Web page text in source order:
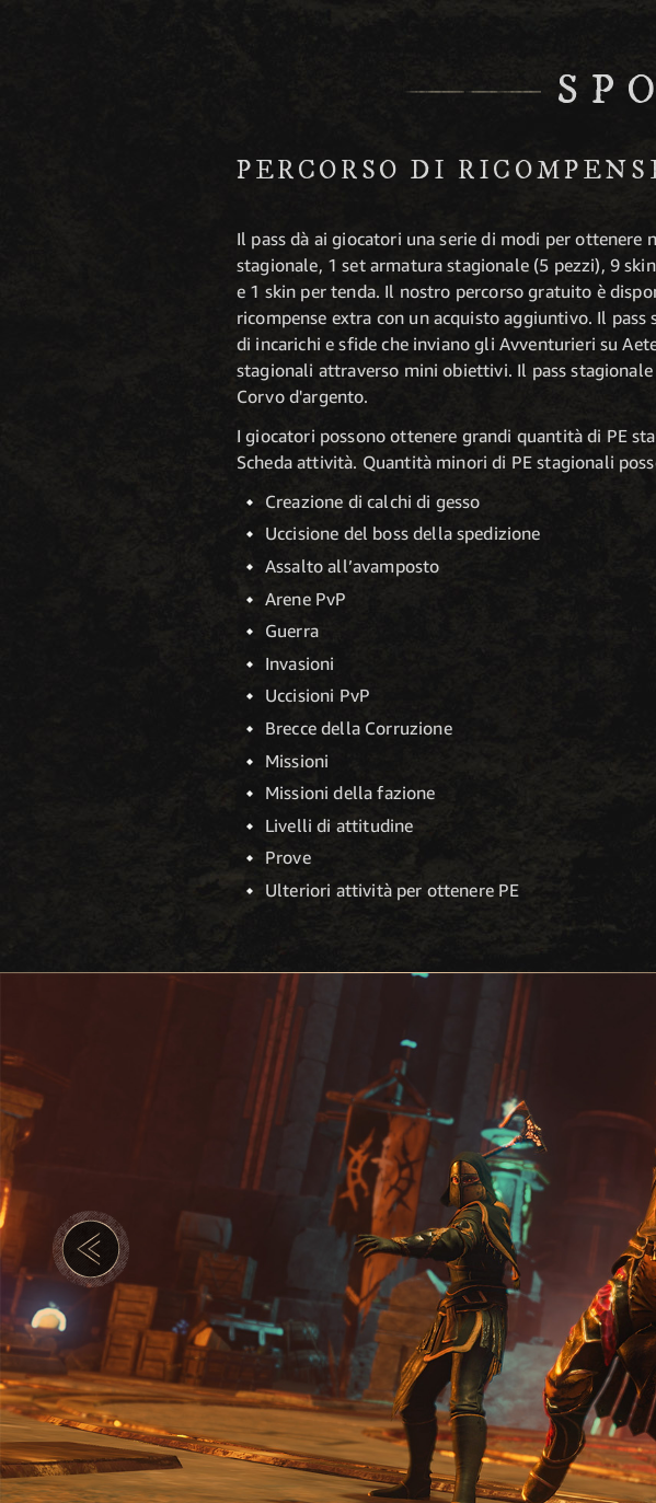
PERCORSO DI
Il pass dà ai giocatori una serie di modi per
stagionale, 1 set armatura stagionale (5 pezzi), 9
e 1 skin per tenda. Il nostro percorso gratuito è
ricompense extra con un acquisto aggiuntivo. Il
di incarichi e sfide che inviano gli Avventurieri su
stagionali attraverso mini obiettivi. Il pass
Corvo d'argento.
I giocatori possono ottenere grandi quantità di PE
Scheda attività. Quantità minori di PE stagionali
Creazione di calchi di gesso
Uccisione del boss della spedizione
Assalto all’avamposto
Arene PvP
Guerra
Invasioni
Uccisioni PvP
Brecce della Corruzione
Missioni
Missioni della fazione
Livelli di attitudine
Prove
Ulteriori attività per ottenere PE